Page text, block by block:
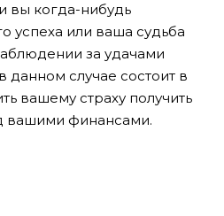
вы когда-нибудь
успеха или ваша судьба
за удачами
случае состоит в
вашему страху получить
вашими финансами.